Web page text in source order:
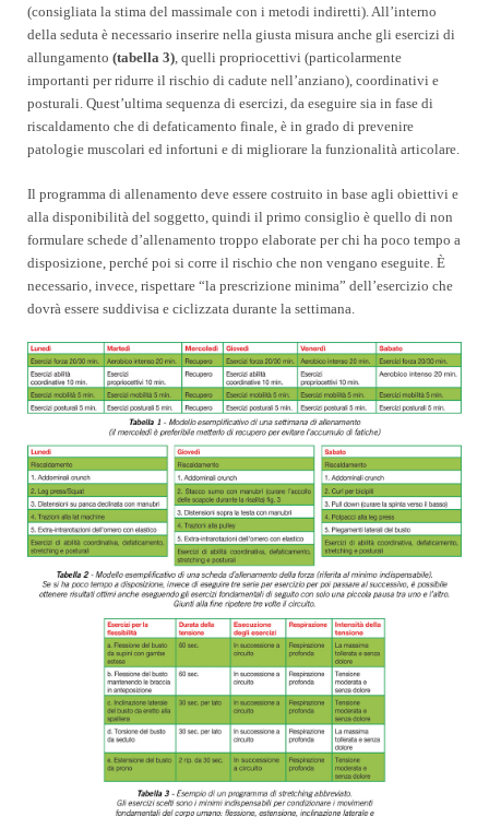
(consigliata la stima del massimale con i metodi indiretti). All’interno
della seduta è necessario inserire nella giusta misura anche gli esercizi di
allungamento (tabella 3), quelli propriocettivi (particolarmente
importanti per ridurre il rischio di cadute nell’anziano), coordinativi e
posturali. Quest’ultima sequenza di esercizi, da eseguire sia in fase di
riscaldamento che di defaticamento finale, è in grado di prevenire
patologie muscolari ed infortuni e di migliorare la funzionalità articolare.
Il programma di allenamento deve essere costruito in base agli obiettivi e
alla disponibilità del soggetto, quindi il primo consiglio è quello di non
formulare schede d’allenamento troppo elaborate per chi ha poco tempo a
disposizione, perché poi si corre il rischio che non vengano eseguite. È
necessario, invece, rispettare “la prescrizione minima” dell’esercizio che
dovrà essere suddivisa e ciclizzata durante la settimana.